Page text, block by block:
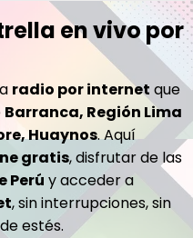
en vivo por
radio por internet que
Barranca, Región Lima
Huaynos. Aquí
gratis, disfrutar de las
Perú y acceder a
, sin interrupciones, sin
estés.